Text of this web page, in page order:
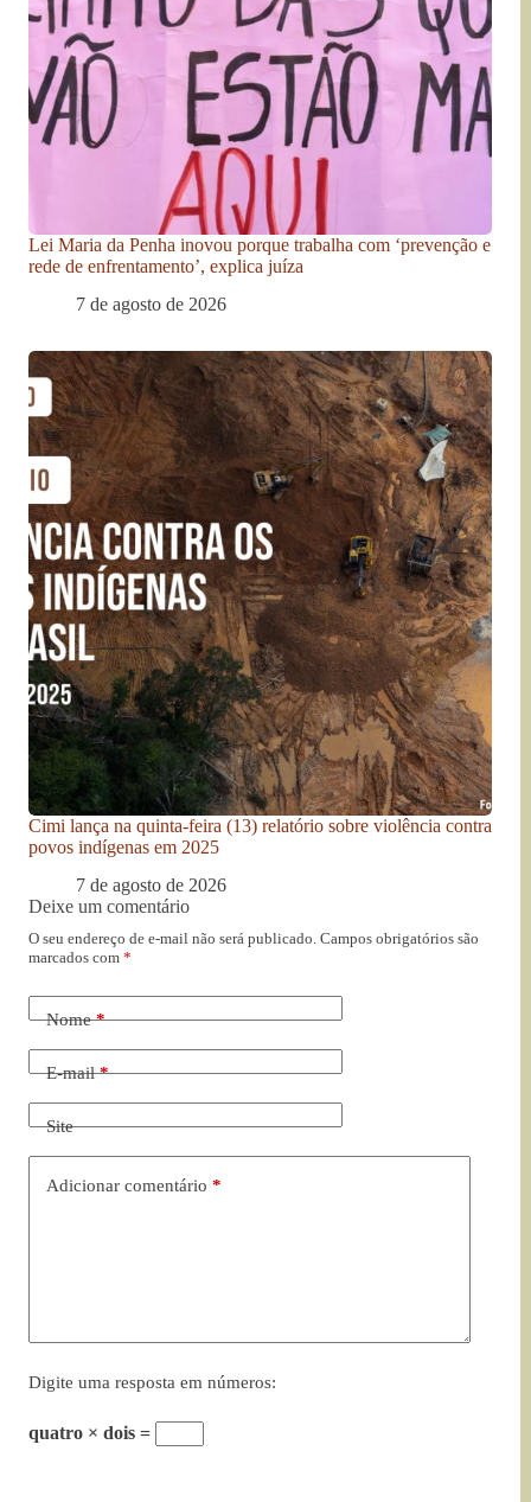
Lei Maria da Penha inovou porque trabalha com ‘prevenção e
rede de enfrentamento’, explica juíza
7 de agosto de 2026
Cimi lança na quinta-feira (13) relatório sobre violência contra
povos indígenas em 2025
7 de agosto de 2026
Deixe um comentário
O seu endereço de e-mail não será publicado. Campos obrigatórios são
marcados com *
Nome*
E-mail*
Site
Adicionar comentário *
Digite uma resposta em números:
quatro × dois =